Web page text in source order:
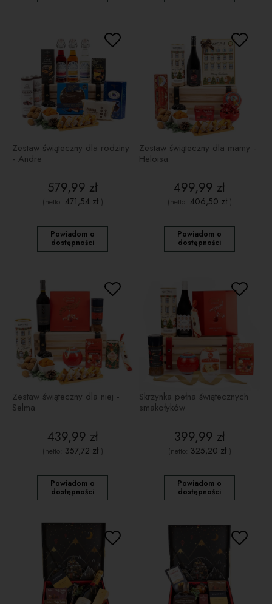
Zestaw świąteczny dla rodziny
- Andre
579,99 zł
(netto: 471,54 zł)
Powiadom o
dostępności
Zestaw świąteczny dla mamy -
Heloisa
499,99 zł
(netto: 406,50 zł)
Powiadom o
dostępności
Zestaw świąteczny dla niej -
Selma
439,99 zł
(netto: 357,72 zł)
Powiadom o
dostępności
Skrzynka pełna świątecznych
smakołyków
399,99 zł
(netto: 325,20 zł)
Powiadom o
dostępności